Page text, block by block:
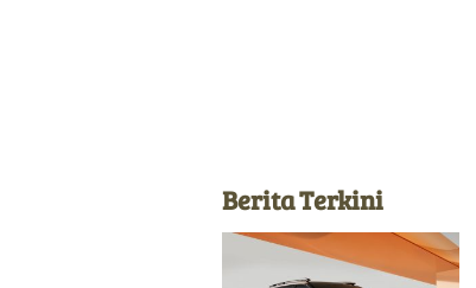
Berita Terkini